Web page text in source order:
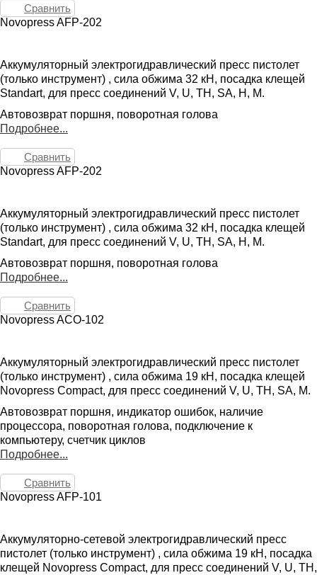
Сравнить
Novopress AFP-202
Аккумуляторный электрогидравлический пресс пистолет
(только инструмент) , сила обжима 32 кН, посадка клещей
Standart, для пресс соединений V, U, TH, SA, H, M.
Автовозврат поршня, поворотная голова
Подробнее...
Сравнить
Novopress AFP-202
Аккумуляторный электрогидравлический пресс пистолет
(только инструмент) , сила обжима 32 кН, посадка клещей
Standart, для пресс соединений V, U, TH, SA, H, M.
Автовозврат поршня, поворотная голова
Подробнее...
Сравнить
Novopress ACO-102
Аккумуляторный электрогидравлический пресс пистолет
(только инструмент) , сила обжима 19 кН, посадка клещей
Novopress Compact, для пресс соединений V, U, TH, SA, M.
Автовозврат поршня, индикатор ошибок, наличие
процессора, поворотная голова, подключение к
компьютеру, счетчик циклов
Подробнее...
Сравнить
Novopress AFP-101
Аккумуляторно-сетевой электрогидравлический пресс
пистолет (только инструмент) , сила обжима 19 кН, посадка
клещей Novopress Compact, для пресс соединений V, U, TH,